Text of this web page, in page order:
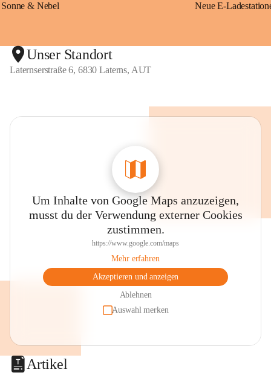
Sonne & Nebel
Unser Standort
Laternserstraße 6, 6830 Laterns, AUT
Um Inhalte von Google Maps anzuzeigen,
musst du der Verwendung externer Cookies
zustimmen.
https://www.google.com/maps
Mehr erfahren
Akzeptieren und anzeigen
Ablehnen
Auswahl merken
Artikel